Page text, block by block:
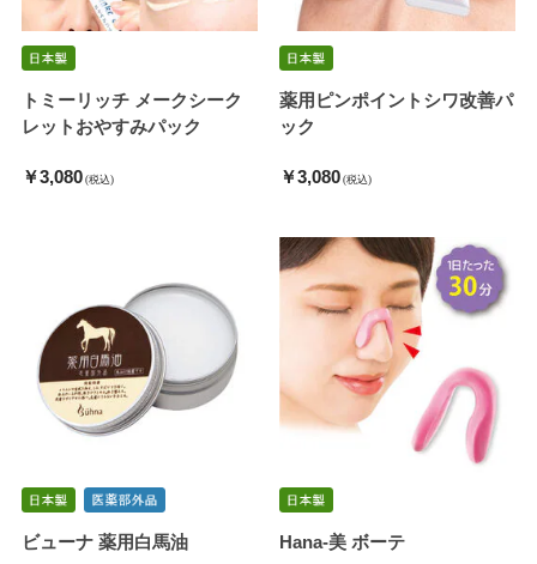
トミーリッチ メークシーク
レットおやすみパック
￥3,080 (税込)
薬用ピンポイントシワ改善パ
ック
￥3,080 (税込)
ビューナ 薬用白馬油 Hana-美 ボーテ